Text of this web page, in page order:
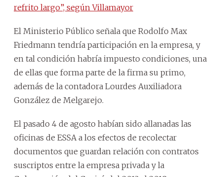
refrito largo”, según Villamayor
El Ministerio Público señala que Rodolfo Max
Friedmann tendría participación en la empresa, y
en tal condición habría impuesto condiciones, una
de ellas que forma parte de la firma su primo,
además de la contadora Lourdes Auxiliadora
González de Melgarejo.
El pasado 4 de agosto habían sido allanadas las
oficinas de ESSA a los efectos de recolectar
documentos que guardan relación con contratos
suscriptos entre la empresa privada y la